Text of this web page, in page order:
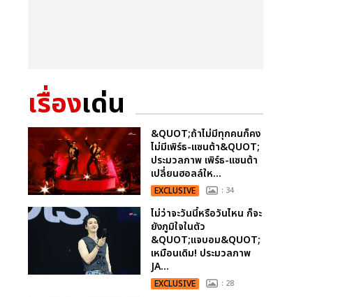
เรื่องเด่น
&QUOT;ถ้าไม่มีทุกคนก็คง
ไม่มีเพิร์ธ-แซนต้า&QUOT;
ประมวลภาพ เพิร์ธ-แซนต้า
เปลี่ยนฮอลล์ให...
EXCLUSIVE : 34
ไม่ว่าจะวันนี้หรือวันไหน ก็จะ
ยังภูมิใจในตัว
&QUOT;แจบอม&QUOT;
เหมือนเดิม! ประมวลภาพ
JA...
EXCLUSIVE : 28